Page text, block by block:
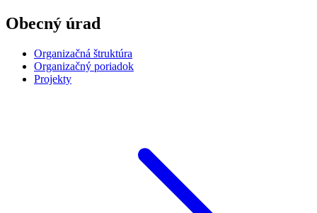
Obecný úrad
Organizačná štruktúra
Organizačný poriadok
Projekty